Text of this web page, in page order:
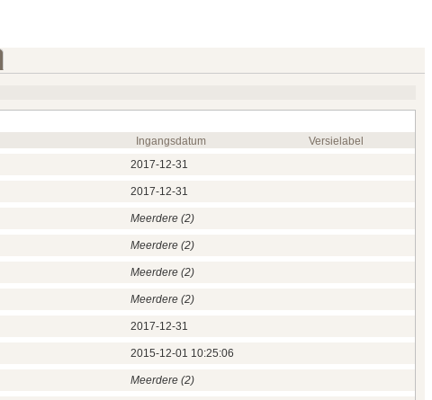
Ingangsdatum
Versielabel
2017‑12‑31
2017‑12‑31
Meerdere (2)
Meerdere (2)
Meerdere (2)
Meerdere (2)
2017‑12‑31
2015‑12‑01 10:25:06
Meerdere (2)